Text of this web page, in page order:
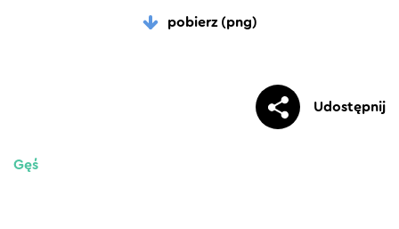
pobierz (png)
Udostępnij
Gęś